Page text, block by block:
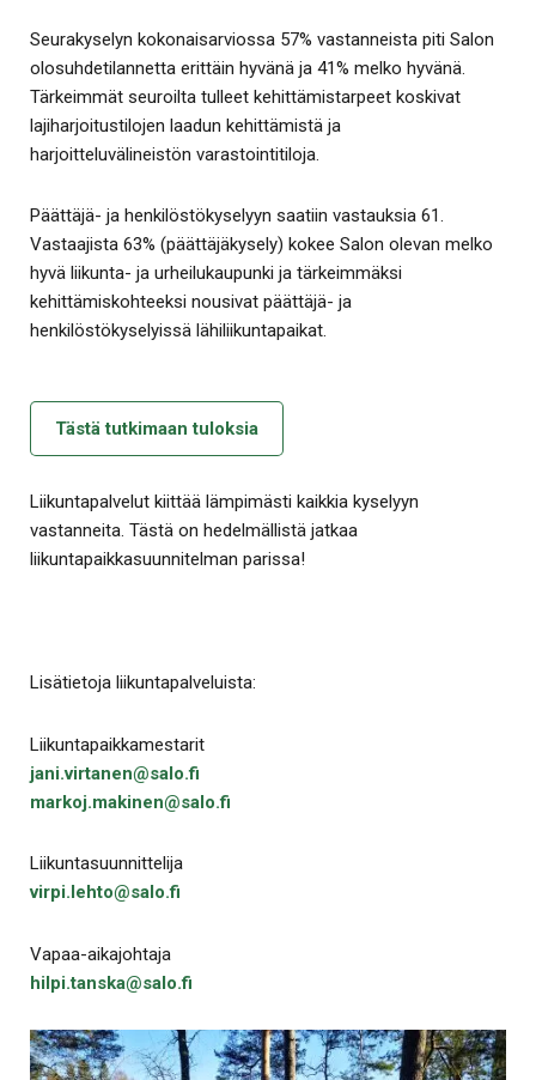
Seurakyselyn kokonaisarviossa 57% vastanneista piti Salon
olosuhdetilannetta erittäin hyvänä ja 41% melko hyvänä.
Tärkeimmät seuroilta tulleet kehittämistarpeet koskivat
lajiharjoitustilojen laadun kehittämistä ja
harjoitteluvälineistön varastointitiloja.
Päättäjä- ja henkilöstökyselyyn saatiin vastauksia 61.
Vastaajista 63% (päättäjäkysely) kokee Salon olevan melko
hyvä liikunta- ja urheilukaupunki ja tärkeimmäksi
kehittämiskohteeksi nousivat päättäjä- ja
henkilöstökyselyissä lähiliikuntapaikat.
Tästä tutkimaan tuloksia
Liikuntapalvelut kiittää lämpimästi kaikkia kyselyyn
vastanneita. Tästä on hedelmällistä jatkaa
liikuntapaikkasuunnitelman parissa!
Lisätietoja liikuntapalveluista:
Liikuntapaikkamestarit
jani.virtanen@salo.fi
markoj.makinen@salo.fi
Liikuntasuunnittelija
virpi.lehto@salo.fi
Vapaa-aikajohtaja
hilpi.tanska@salo.fi